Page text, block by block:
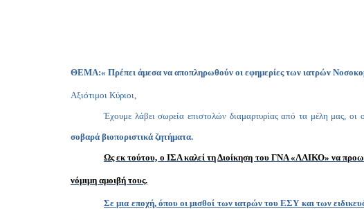
ΘΕΜΑ:« Πρέπει άμεσα να αποπληρωθούν οι εφημερίες των ιατρών
Αξιότιμοι Κύριοι,
Έχουμε λάβει σωρεία επιστολών διαμαρτυρίας από τα μέλη μας, οι
σοβαρά βιοποριστικά ζητήματα.
Ως εκ τούτου, ο ΙΣΑ καλεί τηΔιοίκηση του ΓΝΑ «ΛΑΙΚΟ» να
νόμιμη αμοιβή τους.
Σε μια εποχή, όπου οι μισθοί των ιατρών του ΕΣΥ και των